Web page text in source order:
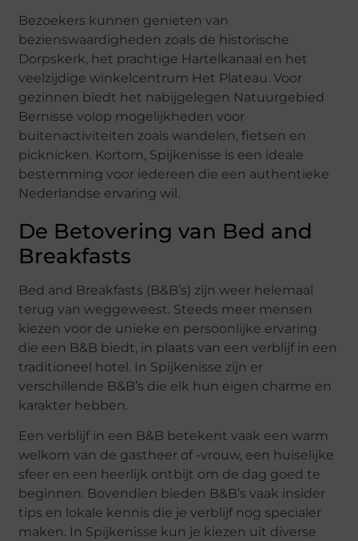
Bezoekers kunnen genieten van
bezienswaardigheden zoals de historische
Dorpskerk, het prachtige Hartelkanaal en het
veelzijdige winkelcentrum Het Plateau. Voor
gezinnen biedt het nabijgelegen Natuurgebied
Bernisse volop mogelijkheden voor
buitenactiviteiten zoals wandelen, fietsen en
picknicken. Kortom, Spijkenisse is een ideale
bestemming voor iedereen die een authentieke
Nederlandse ervaring wil.
De Betovering van Bed and
Breakfasts
Bed and Breakfasts (B&B’s) zijn weer helemaal
terug van weggeweest. Steeds meer mensen
kiezen voor de unieke en persoonlijke ervaring
die een B&B biedt, in plaats van een verblijf in een
traditioneel hotel. In Spijkenisse zijn er
verschillende B&B’s die elk hun eigen charme en
karakter hebben.
Een verblijf in een B&B betekent vaak een warm
welkom van de gastheer of -vrouw, een huiselijke
sfeer en een heerlijk ontbijt om de dag goed te
beginnen. Bovendien bieden B&B’s vaak insider
tips en lokale kennis die je verblijf nog specialer
maken. In Spijkenisse kun je kiezen uit diverse